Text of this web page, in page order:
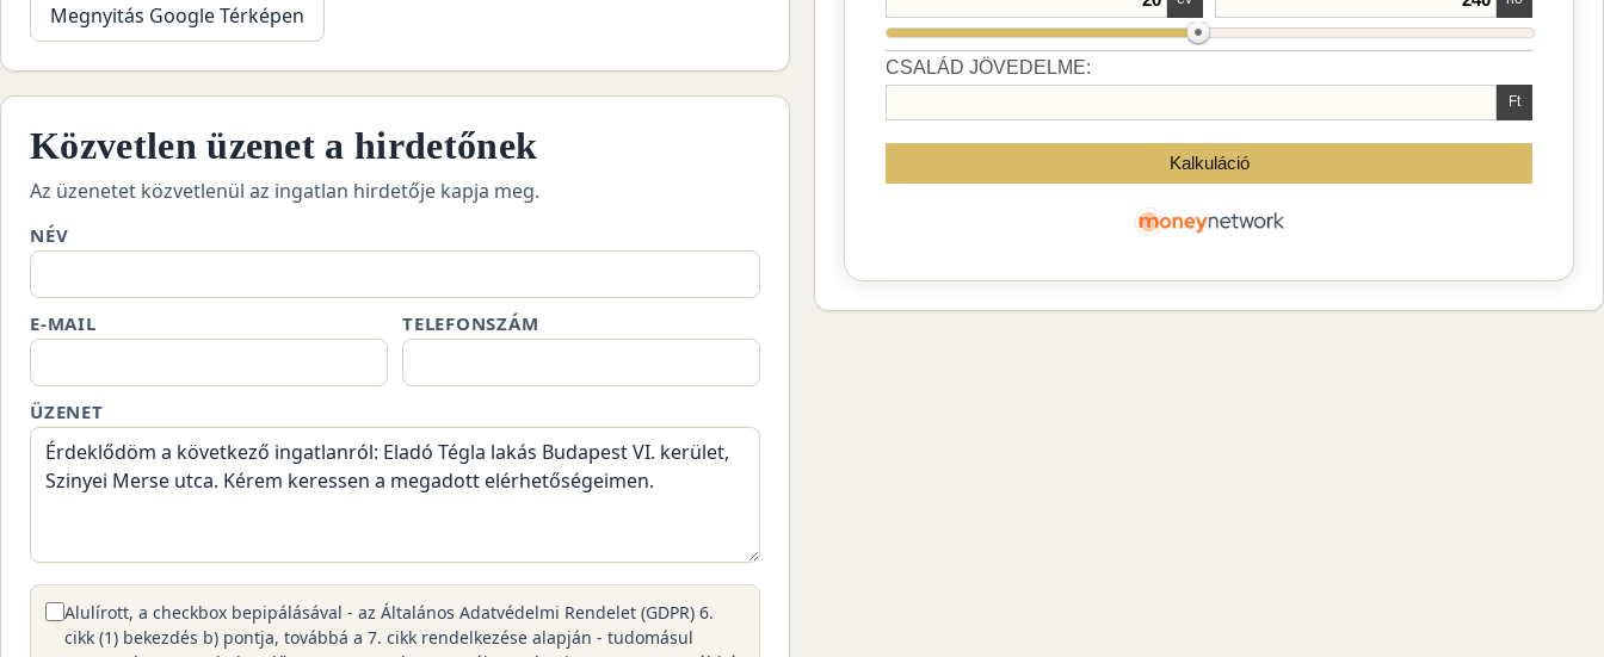
Megnyitás Google Térképen
Közvetlen üzenet a hirdetőnek
Az üzenetet közvetlenül az ingatlan hirdetője kapja meg.
NÉV
E-MAIL TELEFONSZÁM
ÜZENET
Alulírott, a checkbox bepipálásával - az Általános Adatvédelmi Rendelet (GDPR) 6.
cikk (1) bekezdés b) pontja, továbbá a 7. cikk rendelkezése alapján - tudomásul